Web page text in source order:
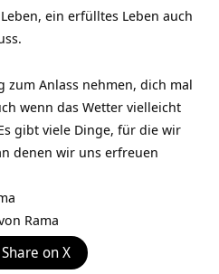
ein erfülltes Leben auch
zum Anlass nehmen, dich mal
wenn das Wetter vielleicht
gibt viele Dinge, für die wir
denen wir uns erfreuen
Rama
Share on X